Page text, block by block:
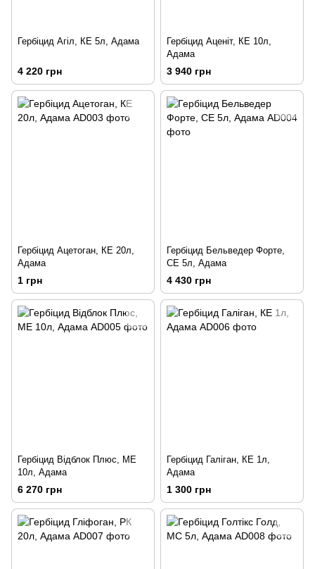
Гербіцид Агіл, КЕ 5л, Адама
4 220 грн
Гербіцид Аценіт, КЕ 10л,
Адама
3 940 грн
Гербіцид Ацетоган, КЕ 20л,
Адама
1 грн
Гербіцид Бельведер Форте,
СЕ 5л, Адама
4 430 грн
Гербіцид Відблок Плюс, МЕ
10л, Адама
6 270 грн
Гербіцид Галіган, КЕ 1л,
Адама
1 300 грн